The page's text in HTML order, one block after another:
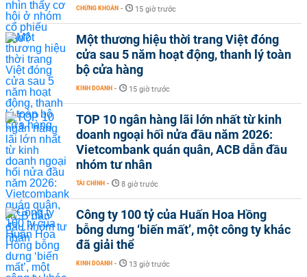
CHỨNG KHOÁN - 15 giờ trước
Một thương hiệu thời trang Việt đóng
cửa sau 5 năm hoạt động, thanh lý toàn
bộ cửa hàng
KINH DOANH - 15 giờ trước
TOP 10 ngân hàng lãi lớn nhất từ kinh
doanh ngoại hối nửa đầu năm 2026:
Vietcombank quán quân, ACB dẫn đầu
nhóm tư nhân
TÀI CHÍNH - 8 giờ trước
Công ty 100 tỷ của Huấn Hoa Hồng
bỗng dưng ‘biến mất’, một công ty khác
đã giải thể
KINH DOANH - 13 giờ trước